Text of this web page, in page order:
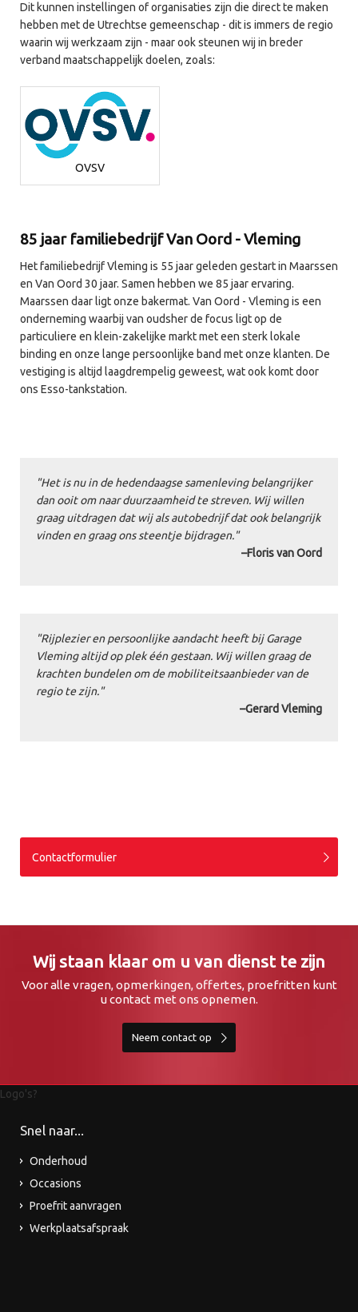
Dit kunnen instellingen of organisaties zijn die direct te maken
hebben met de Utrechtse gemeenschap - dit is immers de regio
waarin wij werkzaam zijn - maar ook steunen wij in breder
verband maatschappelijk doelen, zoals:
OVSV
85 jaar familiebedrijf Van Oord - Vleming
Het familiebedrijf Vleming is 55 jaar geleden gestart in Maarssen
en Van Oord 30 jaar. Samen hebben we 85 jaar ervaring.
Maarssen daar ligt onze bakermat. Van Oord - Vleming is een
onderneming waarbij van oudsher de focus ligt op de
particuliere en klein-zakelijke markt met een sterk lokale
binding en onze lange persoonlijke band met onze klanten. De
vestiging is altijd laagdrempelig geweest, wat ook komt door
ons Esso-tankstation.
"Het is nu in de hedendaagse samenleving belangrijker
dan ooit om naar duurzaamheid te streven. Wij willen
graag uitdragen dat wij als autobedrijf dat ook belangrijk
vinden en graag ons steentje bijdragen."
–Floris van Oord
"Rijplezier en persoonlijke aandacht heeft bij Garage
Vleming altijd op plek één gestaan. Wij willen graag de
krachten bundelen om de mobiliteitsaanbieder van de
regio te zijn."
–Gerard Vleming
Contactformulier
Wij staan klaar om u van dienst te zijn
Voor alle vragen, opmerkingen, offertes, proefritten kunt
u contact met ons opnemen.
Neem contact op
Logo's?
Snel naar...
Onderhoud
Occasions
Proefrit aanvragen
Werkplaatsafspraak